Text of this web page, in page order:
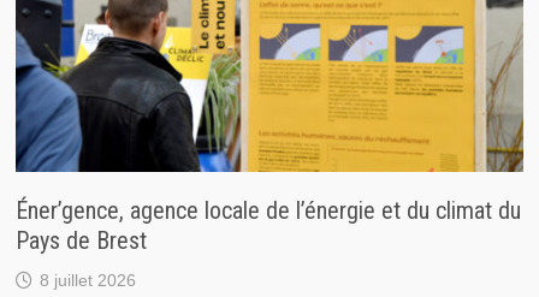
Éner’gence, agence locale de l’énergie et du climat du
Pays de Brest
8 juillet 2026